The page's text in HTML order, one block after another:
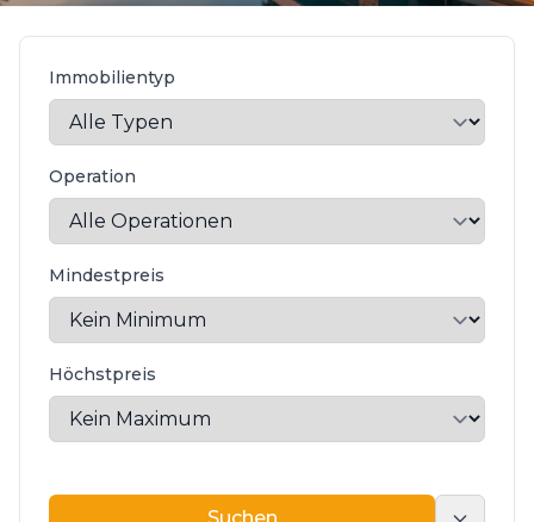
Immobilientyp
Operation
Mindestpreis
Höchstpreis